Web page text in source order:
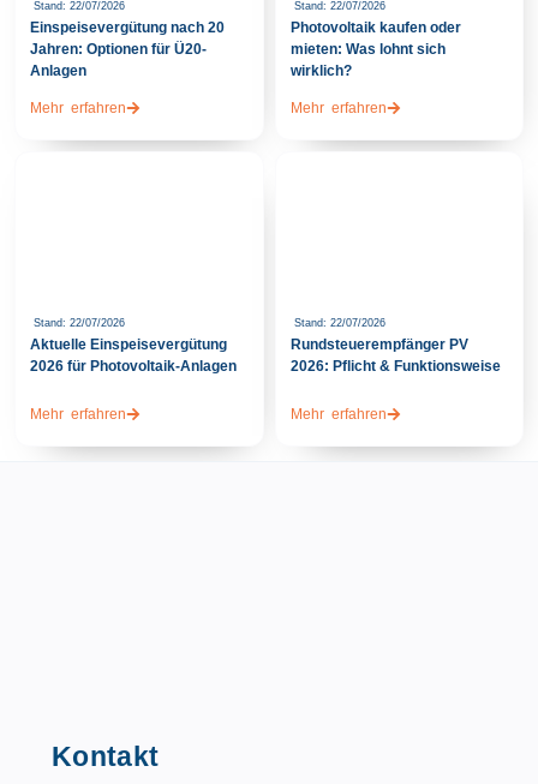
Stand: 22/07/2026
Einspeisevergütung nach 20
Jahren: Optionen für Ü20-
Anlagen
Mehr erfahren
Stand: 22/07/2026
Photovoltaik kaufen oder
mieten: Was lohnt sich
wirklich?
Mehr erfahren
Stand: 22/07/2026
Aktuelle Einspeisevergütung
2026 für Photovoltaik-Anlagen
Mehr erfahren
Stand: 22/07/2026
Rundsteuerempfänger PV
2026: Pflicht & Funktionsweise
Mehr erfahren
Kontakt